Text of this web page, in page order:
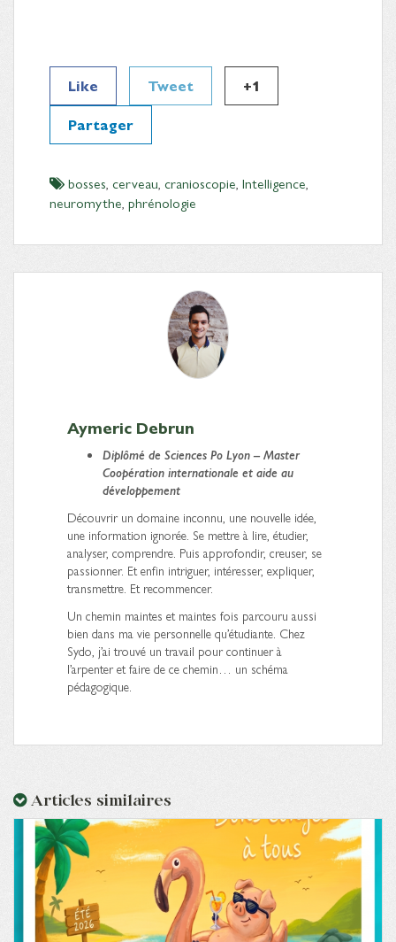
Like Tweet
+1
Partager
bosses, cerveau, cranioscopie, Intelligence,
neuromythe, phrénologie
Aymeric Debrun
Diplômé de Sciences Po Lyon – Master
Coopération internationale et aide au
développement
Découvrir un domaine inconnu, une nouvelle idée,
une information ignorée. Se mettre à lire, étudier,
analyser, comprendre. Puis approfondir, creuser, se
passionner. Et enfin intriguer, intéresser, expliquer,
transmettre. Et recommencer.
Un chemin maintes et maintes fois parcouru aussi
bien dans ma vie personnelle qu’étudiante. Chez
Sydo, j’ai trouvé un travail pour continuer à
l’arpenter et faire de ce chemin… un schéma
pédagogique.
Articles similaires